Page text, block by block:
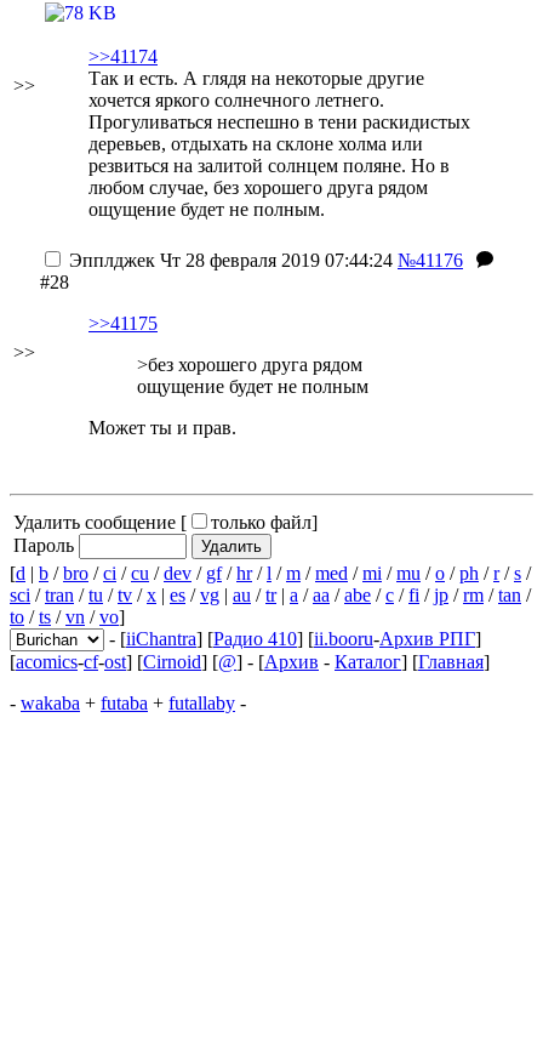
>>
>>41174
Так и есть. А глядя на некоторые другие
хочется яркого солнечного летнего.
Прогуливаться неспешно в тени раскидистых
деревьев, отдыхать на склоне холма или
резвиться на залитой солнцем поляне. Но в
любом случае, без хорошего друга рядом
ощущение будет не полным.
>>
Эпплджек Чт 28 февраля 2019 07:44:24 №41176
#28
>>41175
>без хорошего друга рядом
ощущение будет не полным
Может ты и прав.
Удалить сообщение [ только файл]
Пароль
[d | b /bro /ci /cu /dev / gf/hr/l /m /med /mi /mu /o /ph /r/s /
sci /tran /tu /tv /x | es /vg | au /tr| a /aa /abe /c /fi /jp /rm /tan /
to /ts /vn /vo]
- [iiChantra] [Радио 410] [ii.booru-Архив РПГ]
[acomics-cf-ost] [Cirnoid] [@] - [Архив - Каталог] [Главная]
- wakaba + futaba + futallaby -